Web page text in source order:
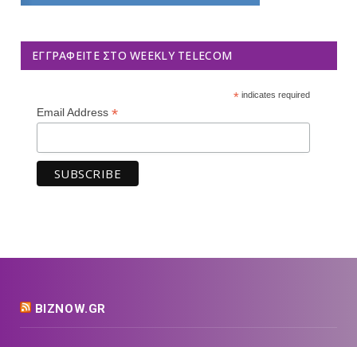
ΕΓΓΡΑΦΕΊΤΕ ΣΤΟ WEEKLY TELECOM
*indicates required
Email Address *
BIZNOW.GR